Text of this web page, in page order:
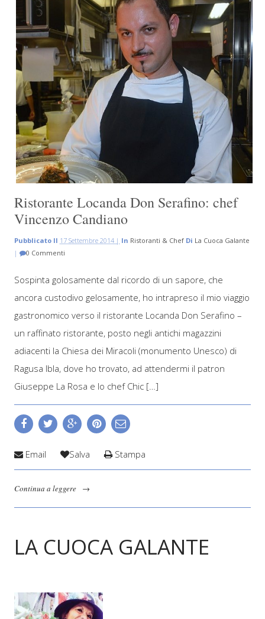
Ristorante Locanda Don Serafino: chef
Vincenzo Candiano
Pubblicato Il 17 Settembre 2014 | In Ristoranti & Chef Di La Cuoca Galante
|
0 Commenti
Sospinta golosamente dal ricordo di un sapore, che
ancora custodivo gelosamente, ho intrapreso il mio viaggio
gastronomico verso il ristorante Locanda Don Serafino –
un raffinato ristorante, posto negli antichi magazzini
adiacenti la Chiesa dei Miracoli (monumento Unesco) di
Ragusa Ibla, dove ho trovato, ad attendermi il patron
Giuseppe La Rosa e lo chef Chic […]
Email Salva Stampa
Continua a leggere →
LA CUOCA GALANTE